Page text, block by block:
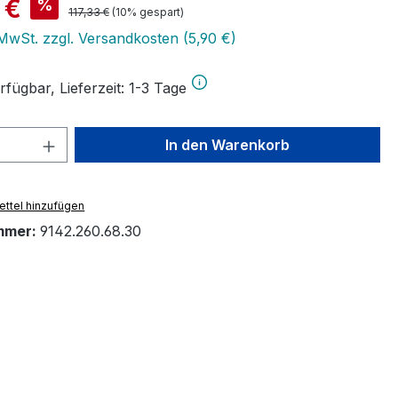
% Regulärer Preis:
117,33 € (10% gespart)
zzgl. Versandkosten (5,90 €)
Lieferzeit: 1-3 Tage
Anzahl: Gib den gewünschten Wert
In den Warenkorb
hinzufügen
9142.260.68.30